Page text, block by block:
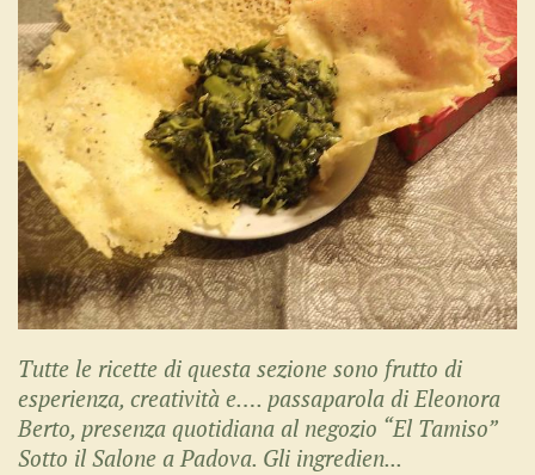
Tutte le ricette di questa sezione sono frutto di
esperienza, creatività e…. passaparola di Eleonora
Berto, presenza quotidiana al negozio “El Tamiso”
Sotto il Salone a Padova. Gli ingredien...